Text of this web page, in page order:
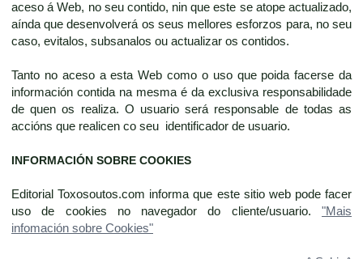
aceso á Web, no seu contido, nin que este se atope actualizado,
aínda que desenvolverá os seus mellores esforzos para, no seu
caso, evitalos, subsanalos ou actualizar os contidos.
Tanto no aceso a esta Web como o uso que poida facerse da
información contida na mesma é da exclusiva responsabilidade
de quen os realiza. O usuario será responsable de todas as
accións que realicen co seu identificador de usuario.
INFORMACIÓN SOBRE COOKIES
Editorial Toxosoutos.com informa que este sitio web pode facer
uso de cookies no navegador do cliente/usuario. "Mais
infomación sobre Cookies"